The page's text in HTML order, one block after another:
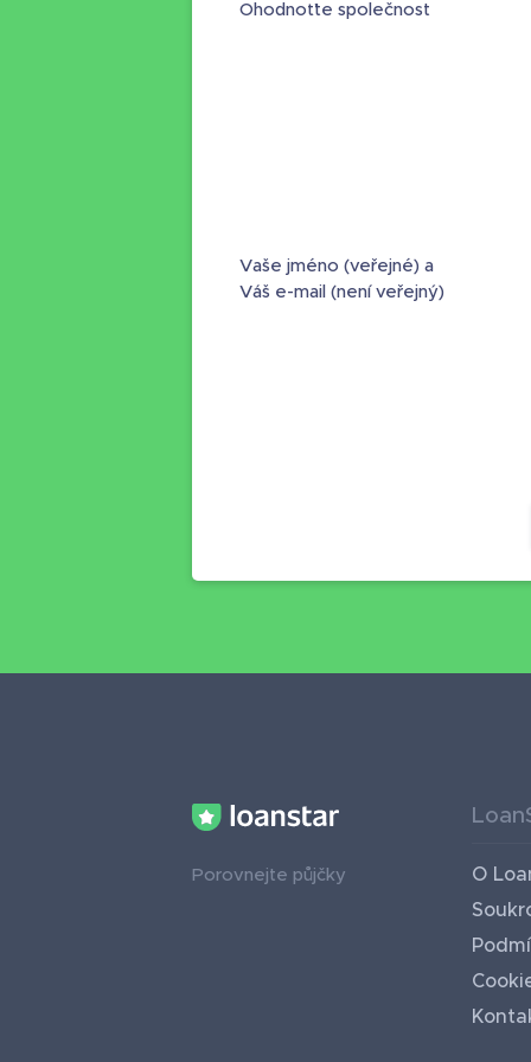
Ohodnoťte společnost
Vaše jméno (veřejné) a
Váš e-mail (není veřejný)
Porovnejte půjčky
O